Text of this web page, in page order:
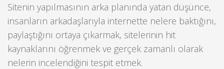
Sitenin yapılmasının arka planında yatan düşünce,
insanların arkadaşlarıyla internette nelere baktığını,
paylaştığını ortaya çıkarmak, sitelerinin hit
kaynaklarını öğrenmek ve gerçek zamanlı olarak
nelerin incelendiğini tespit etmek.